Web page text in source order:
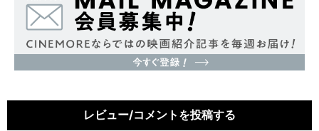
レビュー/コメントを投稿する